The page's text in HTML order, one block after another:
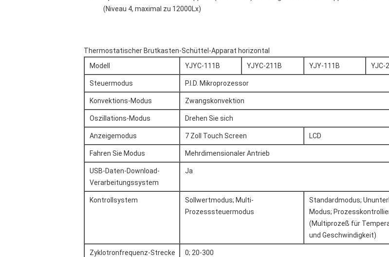
(Niveau 4, maximal zu 12000Lx)
Thermostatischer Brutkasten-Schüttel-Apparat horizontal
Modell
YJYC-111B YJYC-211B YJY-111B YJC-
Steuermodus P.I.D. Mikroprozessor
Konvektions-Modus Zwangskonvektion
Oszillations-Modus Drehen Sie sich
Anzeigemodus 7 Zoll Touch Screen LCD
Fahren Sie Modus Mehrdimensionaler Antrieb
USB-Daten-Download-
Verarbeitungssystem
Ja
Kontrollsystem
Sollwertmodus; Multi-
Prozesssteuermodus
Standardmodus;
Modus;
(Multiprozeß für
und Geschwindigkeit)
Zyklotronfrequenz-Strecke
0; 20-300